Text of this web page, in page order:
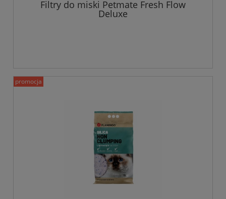
Filtry do miski Petmate Fresh Flow
Deluxe
promocja